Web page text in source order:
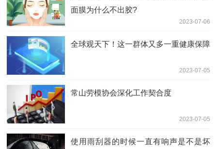
面膜为什么不出胶?
2023-07-06
全球观天下！这一群体又多一重健康保障
2023-07-05
常山劳模协会深化工作契合度
2023-07-05
使用雨刮器的时候一直有响声是不是坏